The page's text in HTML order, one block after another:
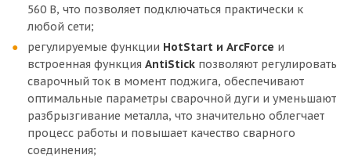
560 В, что позволяет подключаться практически к
любой сети;
регулируемые функции HotStart и ArcForce и
встроенная функция AntiStick позволяют регулировать
сварочный ток в момент поджига, обеспечивают
оптимальные параметры сварочной дуги и уменьшают
разбрызгивание металла, что значительно облегчает
процесс работы и повышает качество сварного
соединения;